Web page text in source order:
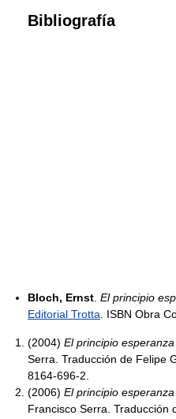
Bibliografía
Bloch, Ernst El principio
Editorial Trotta . ISBN Obra
(2004) El principio
Serra. Traducción de Felipe
8164-696-2.
(2006) El principio
Francisco Serra. Traducción